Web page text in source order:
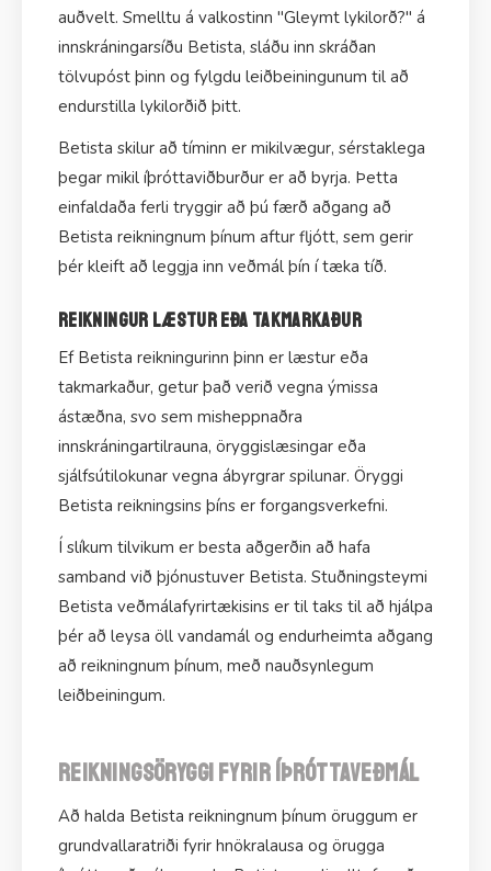
auðvelt. Smelltu á valkostinn "Gleymt lykilorð?" á
innskráningarsíðu Betista, sláðu inn skráðan
tölvupóst þinn og fylgdu leiðbeiningunum til að
endurstilla lykilorðið þitt.
Betista skilur að tíminn er mikilvægur, sérstaklega
þegar mikil íþróttaviðburður er að byrja. Þetta
einfaldaða ferli tryggir að þú færð aðgang að
Betista reikningnum þínum aftur fljótt, sem gerir
þér kleift að leggja inn veðmál þín í tæka tíð.
Reikningur læstur eða takmarkaður
Ef Betista reikningurinn þinn er læstur eða
takmarkaður, getur það verið vegna ýmissa
ástæðna, svo sem misheppnaðra
innskráningartilrauna, öryggislæsingar eða
sjálfsútilokunar vegna ábyrgrar spilunar. Öryggi
Betista reikningsins þíns er forgangsverkefni.
Í slíkum tilvikum er besta aðgerðin að hafa
samband við þjónustuver Betista. Stuðningsteymi
Betista veðmálafyrirtækisins er til taks til að hjálpa
þér að leysa öll vandamál og endurheimta aðgang
að reikningnum þínum, með nauðsynlegum
leiðbeiningum.
Reikningsöryggi fyrir íþróttaveðmál
Að halda Betista reikningnum þínum öruggum er
grundvallaratriði fyrir hnökralausa og örugga